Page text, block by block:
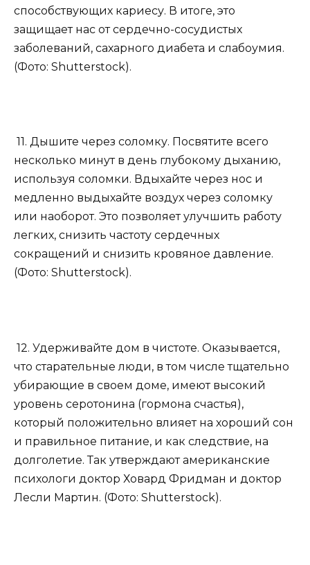
способствующих кариесу. В итоге, это
защищает нас от сердечно-сосудистых
заболеваний, сахарного диабета и слабоумия.
(Фото: Shutterstock).
11. Дышите через соломку. Посвятите всего
несколько минут в день глубокому дыханию,
используя соломки. Вдыхайте через нос и
медленно выдыхайте воздух через соломку
или наоборот. Это позволяет улучшить работу
легких, снизить частоту сердечных
сокращений и снизить кровяное давление.
(Фото: Shutterstock).
12. Удерживайте дом в чистоте. Оказывается,
что старательные люди, в том числе тщательно
убирающие в своем доме, имеют высокий
уровень серотонина (гормона счастья),
который положительно влияет на хороший сон
и правильное питание, и как следствие, на
долголетие. Так утверждают американские
психологи доктор Ховард Фридман и доктор
Лесли Мартин. (Фото: Shutterstock).